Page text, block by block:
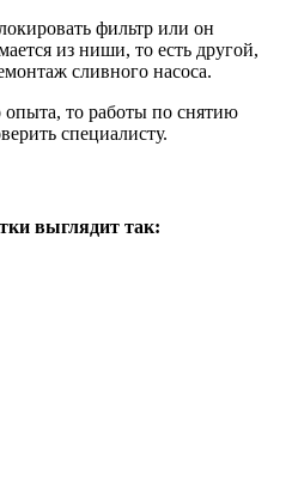
фильтр или он
из ниши, то есть другой,
сливного насоса.
опыта, то работы по снятию
специалисту.
выглядит так: